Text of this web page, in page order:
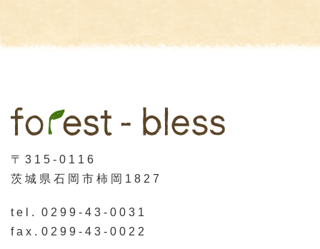
〒315-0116
茨城県石岡市柿岡1827
tel.
0299-43-0031
fax. 0299-43-0022